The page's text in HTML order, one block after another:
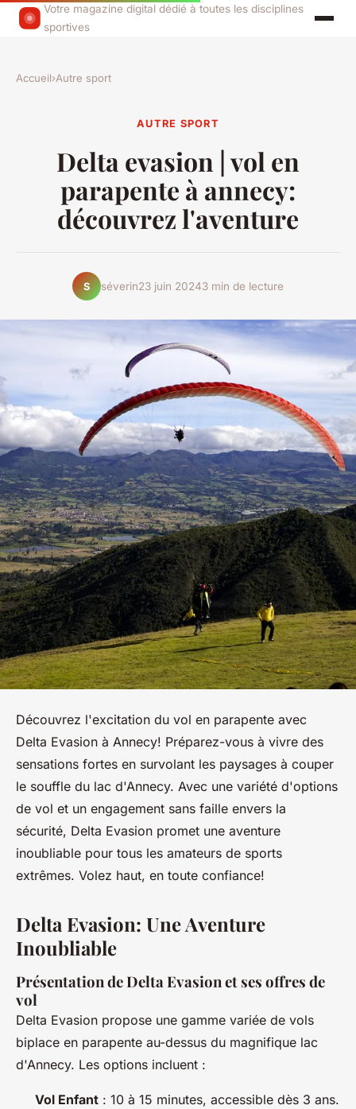
Votre magazine digital dédié à toutes les disciplines
sportives
Accueil›Autre sport
AUTRE SPORT
Delta evasion | vol en
parapente à annecy:
découvrez l'aventure
S séverin23 juin 20243 min de lecture
Découvrez l'excitation du vol en parapente avec
Delta Evasion à Annecy! Préparez-vous à vivre des
sensations fortes en survolant les paysages à couper
le souffle du lac d'Annecy. Avec une variété d'options
de vol et un engagement sans faille envers la
sécurité, Delta Evasion promet une aventure
inoubliable pour tous les amateurs de sports
extrêmes. Volez haut, en toute confiance!
Delta Evasion: Une Aventure
Inoubliable
Présentation de Delta Evasion et ses offres de
vol
Delta Evasion propose une gamme variée de vols
biplace en parapente au-dessus du magnifique lac
d'Annecy. Les options incluent :
Vol Enfant : 10 à 15 minutes, accessible dès 3 ans.